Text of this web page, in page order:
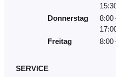
Donnerstag
8:00
Freitag
8:00
SERVICE